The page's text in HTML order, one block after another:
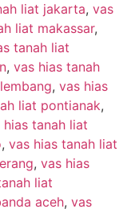
liat jakarta, vas
liat makassar,
tanah liat
, vas hias tanah
, vas hias
liat pontianak,
hias tanah liat
, vas hias tanah liat
, vas hias
liat
aceh, vas